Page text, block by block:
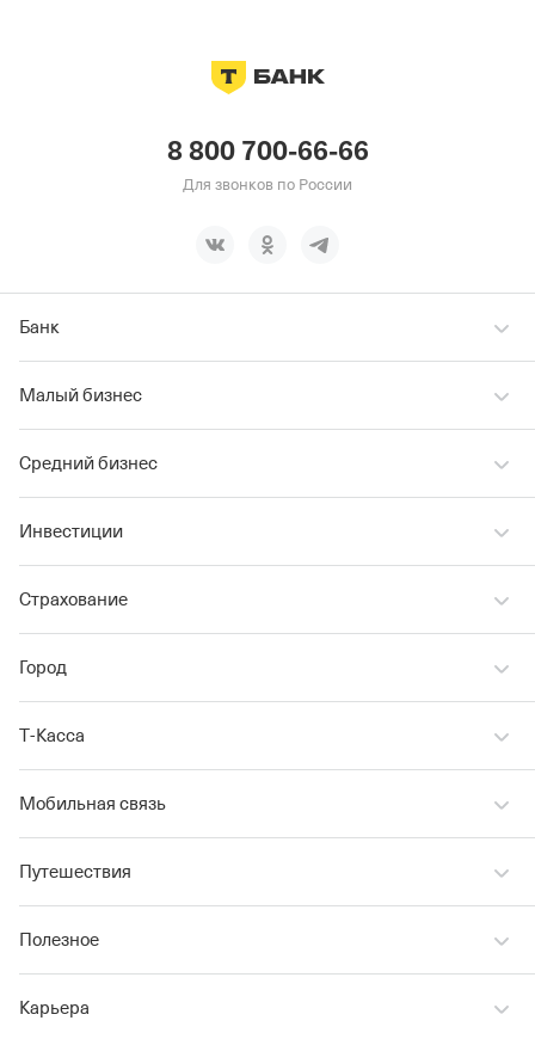
8 800 700-66-66
Для звонков по России
Банк
Малый бизнес
Средний бизнес
Инвестиции
Страхование
Город
Т‑Касса
Мобильная связь
Путешествия
Полезное
Карьера